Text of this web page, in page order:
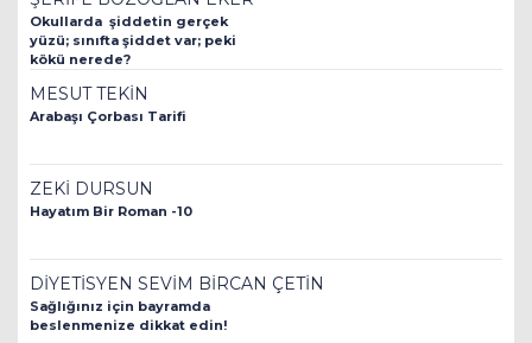
Okullarda şiddetin gerçek
yüzü; sınıfta şiddet var; peki
kökü nerede?
MESUT TEKİN
Arabaşı Çorbası Tarifi
ZEKİ DURSUN
Hayatım Bir Roman -10
DİYETİSYEN SEVİM BİRCAN ÇETİN
Sağlığınız için bayramda
beslenmenize dikkat edin!